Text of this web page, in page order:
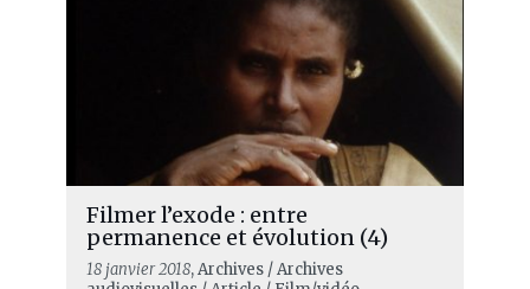
Filmer l’exode : entre
permanence et évolution (4)
18 janvier 2018, Archives / Archives